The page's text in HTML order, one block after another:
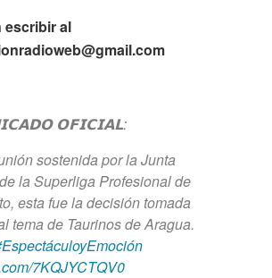
escribir al
𝗢𝗙𝗜𝗖𝗜𝗔𝗟:
sostenida por la Junta
la Superliga Profesional de
esta fue la decisión tomada
tema de Taurinos de Aragua.
7KQJYCTQV0